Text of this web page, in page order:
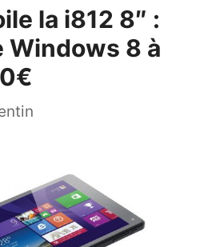
la i812 8″ :
8 à